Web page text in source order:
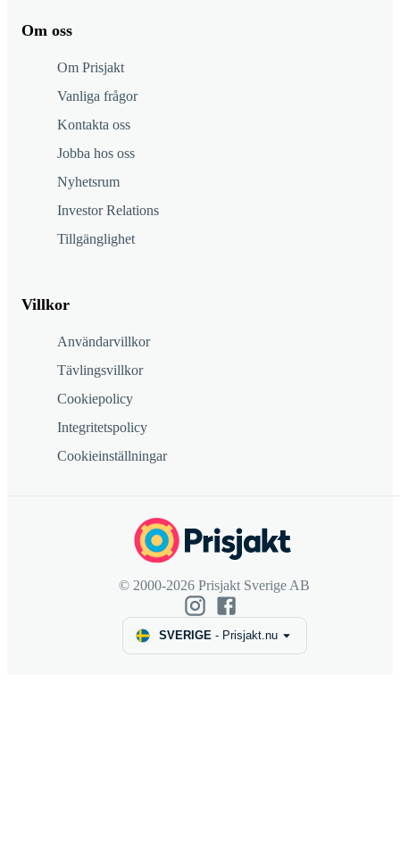
Om oss
Om Prisjakt
Vanliga frågor
Kontakta oss
Jobba hos oss
Nyhetsrum
Investor Relations
Tillgänglighet
Villkor
Användarvillkor
Tävlingsvillkor
Cookiepolicy
Integritetspolicy
Cookieinställningar
© 2000-2026 Prisjakt Sverige AB
SVERIGE- Prisjakt.nu